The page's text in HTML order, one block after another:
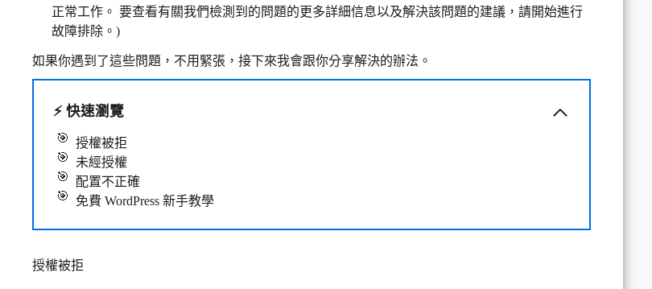
正常工作。 要查看有關我們檢測到的問題的更多詳細信息以及解決該問題的建議，請開始進行
故障排除。)
如果你遇到了這些問題，不用緊張，接下來我會跟你分享解決的辦法。
⚡快速瀏覽
授權被拒
未經授權
配置不正確
免費 WordPress 新手教學
授權被拒